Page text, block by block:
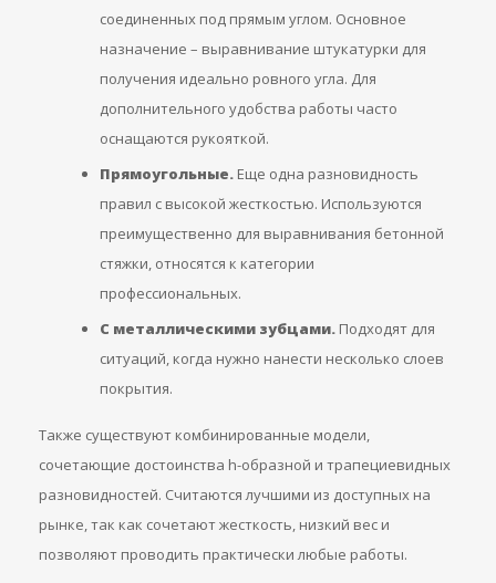
соединенных под прямым углом. Основное
назначение – выравнивание штукатурки для
получения идеально ровного угла. Для
дополнительного удобства работы часто
оснащаются рукояткой.
Прямоугольные. Еще одна разновидность
правил с высокой жесткостью. Используются
преимущественно для выравнивания бетонной
стяжки, относятся к категории
профессиональных.
С металлическими зубцами. Подходят для
ситуаций, когда нужно нанести несколько слоев
покрытия.
Также существуют комбинированные модели,
сочетающие достоинства h-образной и трапециевидных
разновидностей. Считаются лучшими из доступных на
рынке, так как сочетают жесткость, низкий вес и
позволяют проводить практически любые работы.